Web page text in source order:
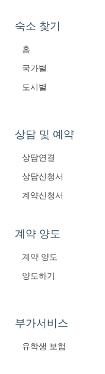
숙소 찾기
홈
국가별
도시별
상담 및 예약
상담연결
상담신청서
계약신청서
계약 양도
계약 양도
양도하기
부가서비스
유학생 보험